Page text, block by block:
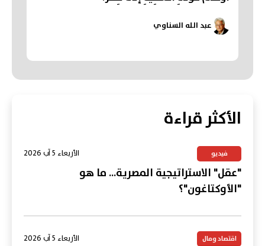
عبد الله السناوي
الأكثر قراءة
فيديو الأربعاء 5 آب 2026
"عقل" الاستراتيجية المصرية... ما هو
"الأوكتاغون"؟
اقتصاد ومال الأربعاء 5 آب 2026